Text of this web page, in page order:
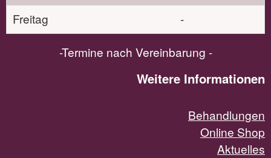
Freitag
-
-Termine nach Vereinbarung -
Weitere Informationen
Behandlungen
Online Shop
Aktuelles